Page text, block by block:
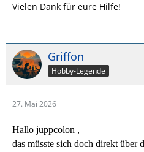
Vielen Dank für eure Hilfe!
Griffon
Hobby-Legende
27. Mai 2026
Hallo juppcolon ,
das müsste sich doch direkt über